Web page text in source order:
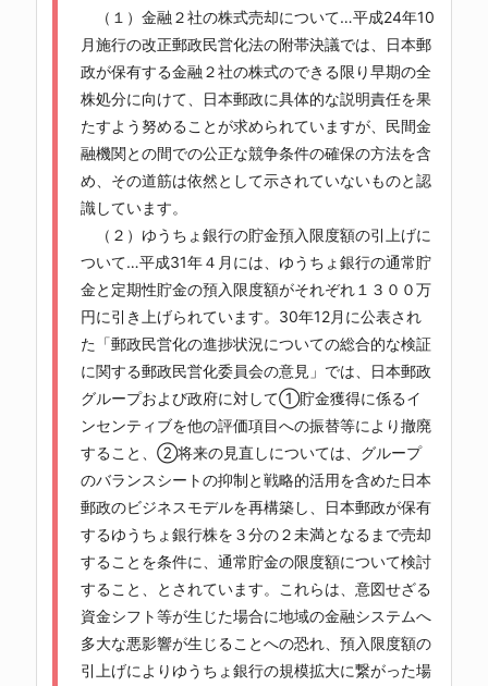
（１）金融２社の株式売却について…平成24年10
月施行の改正郵政民営化法の附帯決議では、日本郵
政が保有する金融２社の株式のできる限り早期の全
株処分に向けて、日本郵政に具体的な説明責任を果
たすよう努めることが求められていますが、民間金
融機関との間での公正な競争条件の確保の方法を含
め、その道筋は依然として示されていないものと認
識しています。
（２）ゆうちょ銀行の貯金預入限度額の引上げに
ついて…平成31年４月には、ゆうちょ銀行の通常貯
金と定期性貯金の預入限度額がそれぞれ１３００万
円に引き上げられています。30年12月に公表され
た「郵政民営化の進捗状況についての総合的な検証
に関する郵政民営化委員会の意見」では、日本郵政
グループおよび政府に対して①貯金獲得に係るイ
ンセンティブを他の評価項目への振替等により撤廃
すること、②将来の見直しについては、グループ
のバランスシートの抑制と戦略的活用を含めた日本
郵政のビジネスモデルを再構築し、日本郵政が保有
するゆうちょ銀行株を３分の２未満となるまで売却
することを条件に、通常貯金の限度額について検討
すること、とされています。これらは、意図せざる
資金シフト等が生じた場合に地域の金融システムへ
多大な悪影響が生じることへの恐れ、預入限度額の
引上げによりゆうちょ銀行の規模拡大に繋がった場